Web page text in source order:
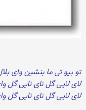
تو بیو تی ما بنشین وای
لای لایی گل نای نایی گل
لای لایی گل نای نایی گل